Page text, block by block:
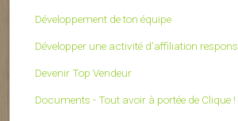
Développement de ton équipe
Développer une activité d’affiliation
Devenir Top Vendeur
Documents - Tout avoir à portée de Clique !